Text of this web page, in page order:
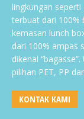
lingkungan
terbuat dari 100%
kemasan lunch
dari 100% ampas
dikenal
pilihan PET, PP
KONTAK KAMI